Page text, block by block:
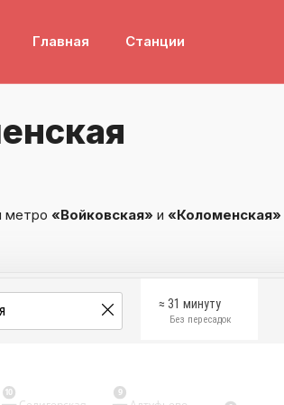
Главная Станции
метро «Войковская» и «Коломенская»
≈ 31 минуту
Без пересадок
9
10